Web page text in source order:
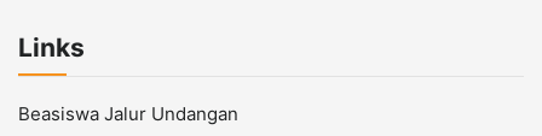
Links
Beasiswa Jalur Undangan